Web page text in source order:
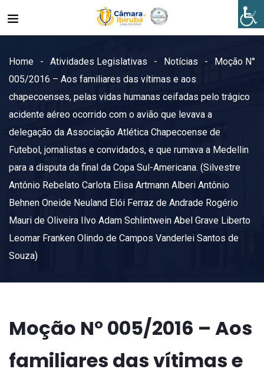
Home Atividades Legislativas Notícias
Moção N°
005/2016 – Aos familiares das vítimas e aos
chapecoenses, pelas vidas humanas ceifadas pelo trágico
acidente aéreo ocorrido com o avião que levava a
delegação da Associação Atlética Chapecoense de
Futebol, jornalistas e convidados, e que rumava a Medellin
para a disputa da final da Copa Sul-Americana. (Silvestre
Antônio Rebelato Carlota Elisa Artmann Alberi Antônio
Behnen Oneide Neuland Elói Ferraz de Andrade Rogério
Mauri de Oliveira Ilvo Adam Schlintwein Abel Grave Liberto
Leomar Franken Olindo de Campos Vanderlei Santos de
Souza)
Moção N° 005/2016 – Aos
familiares das vítimas e